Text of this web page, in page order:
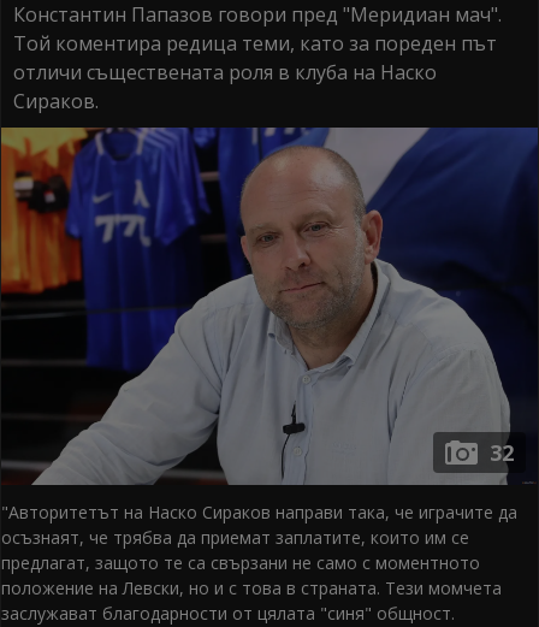
Константин Папазов говори пред "Меридиан мач".
Той коментира редица теми, като за пореден път
отличи съществената роля в клуба на Наско
Сираков.
32
"Авторитетът на Наско Сираков направи така, че играчите да
осъзнаят, че трябва да приемат заплатите, които им се
предлагат, защото те са свързани не само с моментното
положение на Левски, но и с това в страната. Тези момчета
заслужават благодарности от цялата "синя" общност.